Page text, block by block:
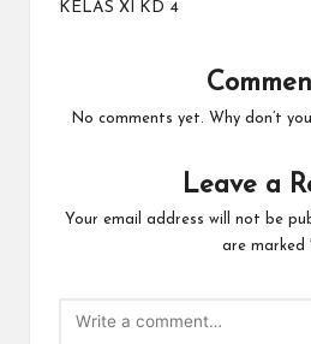
navigation
KELAS XI KD 4
No comments yet. Why don’t
Leave a
Your email address will not be
are marked